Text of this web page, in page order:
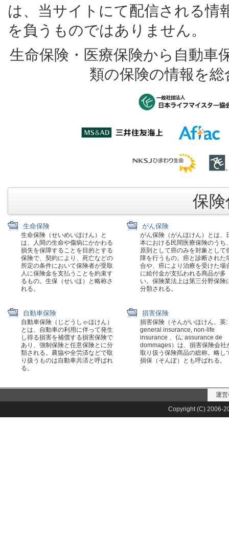
は、当サイトにて配信される情
を負うものではありません。
生命保険・医療保険から自動車
類の保険の情報を
保
生命保険
生命保険（せいめいほけん）と
は、人間の生命や傷病にかかわる
損失を保障することを目的とする
保険で、契約により、死亡などの
所定の条件において保険者が受取
人に保険金を支払うことを約束す
るもの。生保（せいほ）と略称さ
れる。
がん保険
がん保険（がんほけん）とは、
本における民間医療保険のうち
原則として癌のみを対象として
障を行うもの。癌と診断された
合や、癌により治療を受けた場
に給付金が支払われる商品が多
い。保険業法上は第三分野保険
分類される。
自動車保険
自動車保険（じどうしゃほけん）
とは、自動車の利用に伴って発生
し得る損害を補償する損害保険で
あり、強制保険と任意保険とに分
類される。農協や全労済などで取
り扱うものは自動車共済と呼ばれ
る。
損害保険
損害保険（そんがいほけん、英:
general insurance, non-life
insurance 、仏: assurance de
dommages）は、損害保険会社
取り扱う保険商品の総称。略し
損保（そんぽ）とも呼ばれる。
運
Copyright (C) 2006-